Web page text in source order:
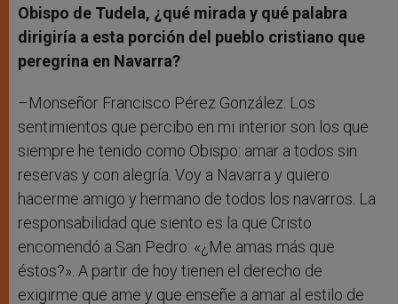
Obispo de Tudela, ¿qué mirada y qué palabra
dirigiría a esta porción del pueblo cristiano que
peregrina en Navarra?
–Monseñor Francisco Pérez González: Los
sentimientos que percibo en mi interior son los que
siempre he tenido como Obispo: amar a todos sin
reservas y con alegría. Voy a Navarra y quiero
hacerme amigo y hermano de todos los navarros. La
responsabilidad que siento es la que Cristo
encomendó a San Pedro: «¿Me amas más que
éstos?». A partir de hoy tienen el derecho de
exigirme que ame y que enseñe a amar al estilo de